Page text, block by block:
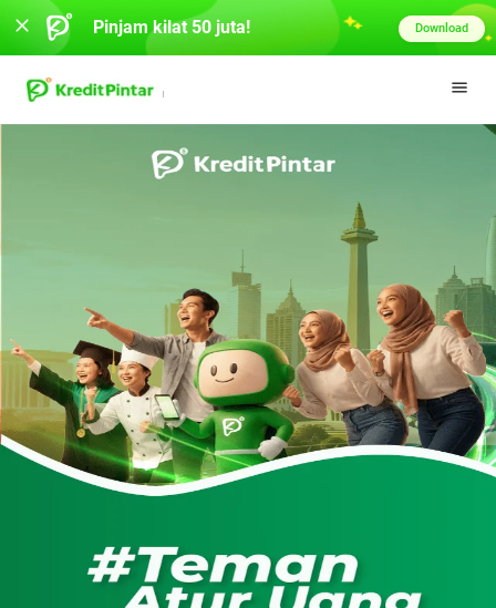
Pinjam kilat 50 juta! Download